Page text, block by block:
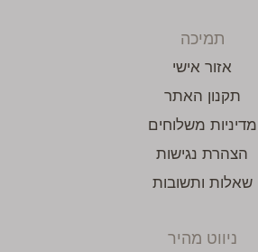
תמיכה
אזור אישי
תקנון האתר
מדיניות משלוחים
הצהרת נגישות
שאלות ותשובות
ניווט מהיר